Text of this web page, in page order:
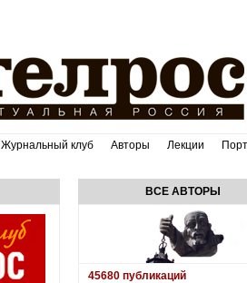
Журнальный клуб Авторы Лекции
ВСЕ АВТОРЫ
45680 публикаций